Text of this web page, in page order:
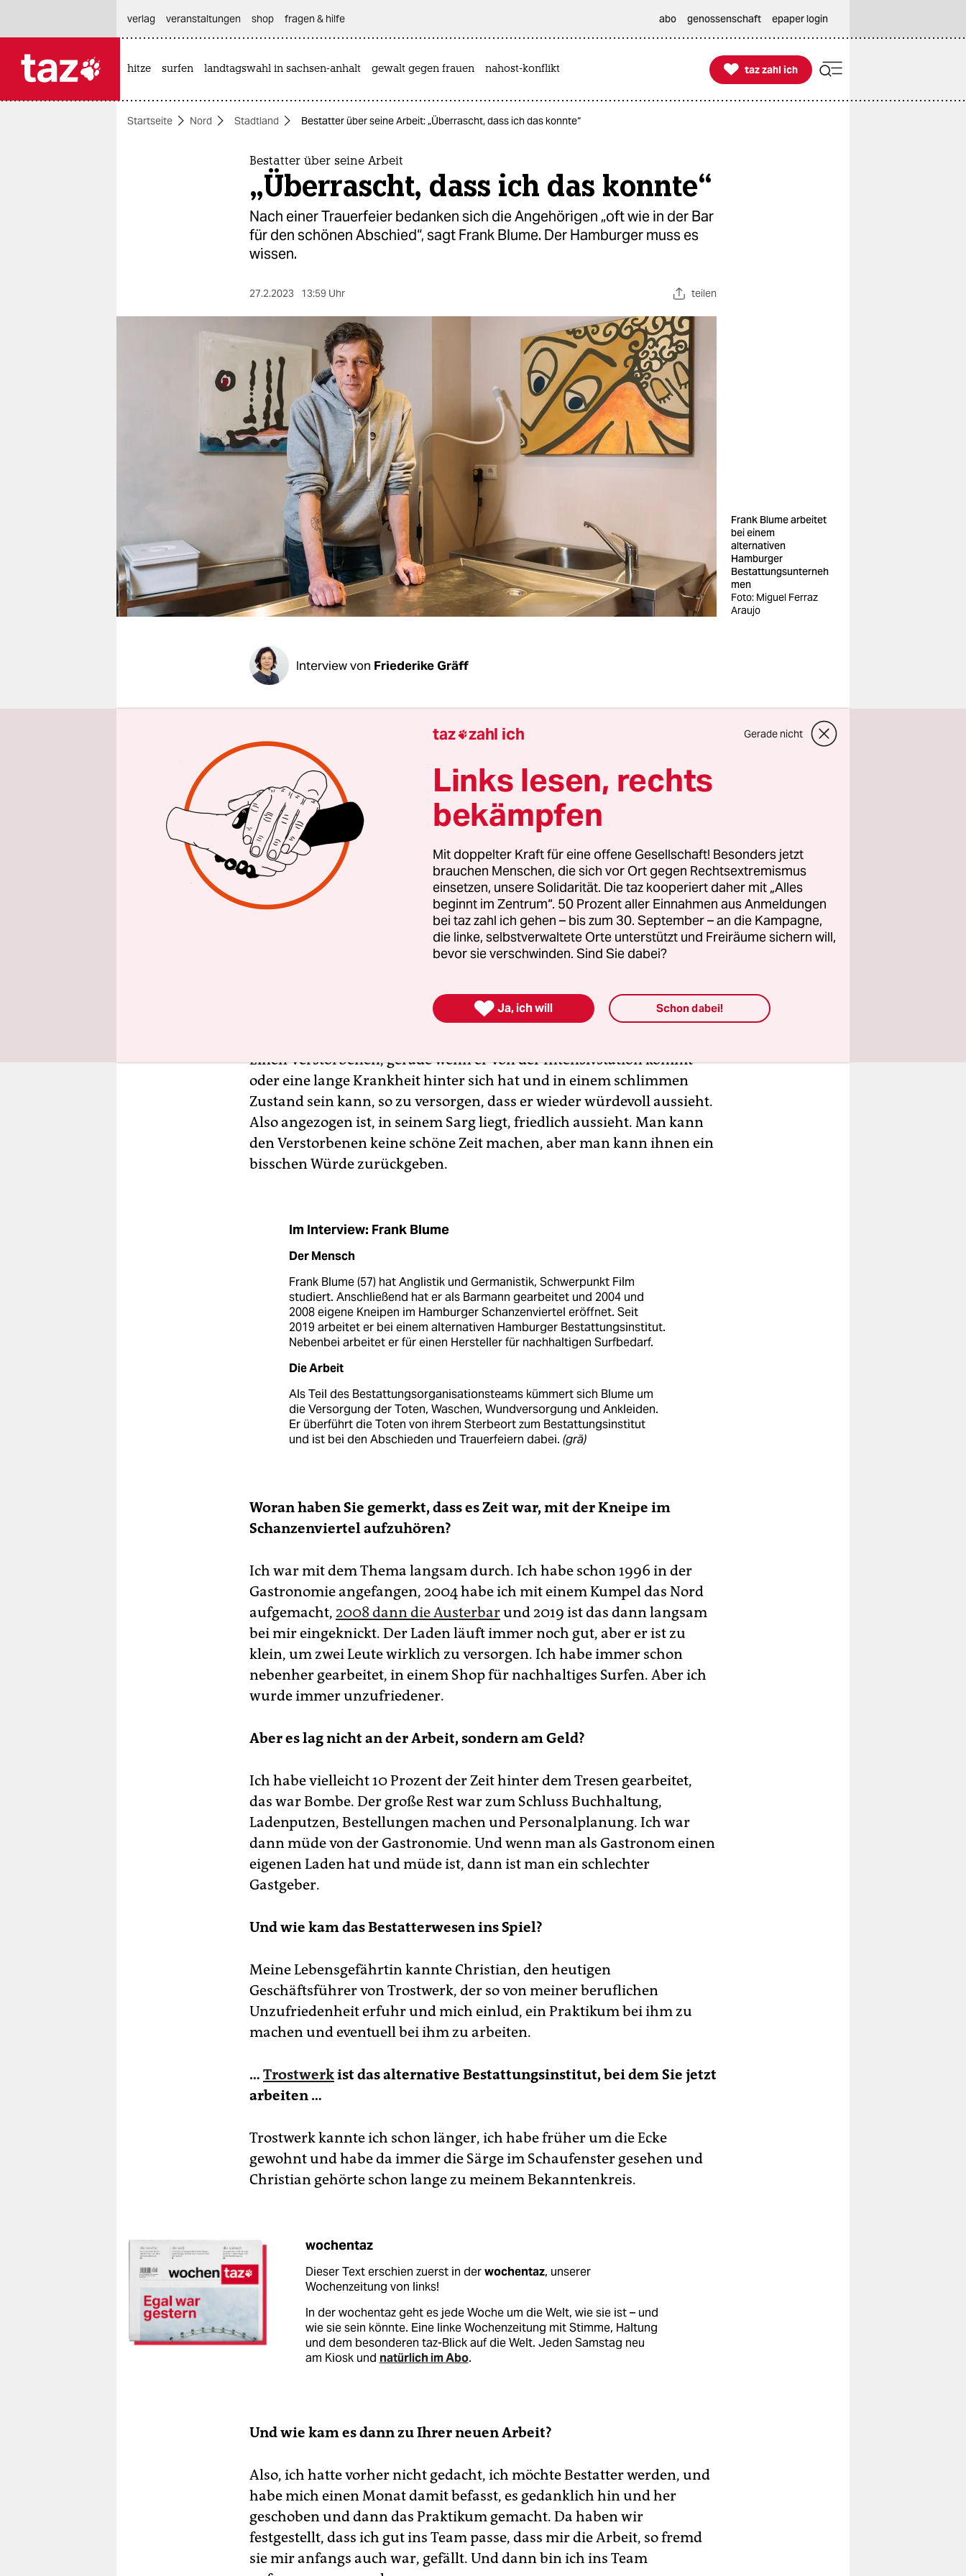
themen
fragen & hilfe
unterstützen
abo
genossenschaft
verlag
veranstaltungen shop fragen & hilfe abo genossenschaft epaper login
hitze surfen landtagswahl in sachsen-anhalt gewalt gegen frauen nahost-konflikt 
taz zahl ich
taz zahl ich
Startseite Nord Stadtland Bestatter über seine Arbeit: „Überrascht, dass ich das konnte“
Bestatter über seine Arbeit
„Überrascht, dass ich das konnte“
Nach einer Trauerfeier bedanken sich die Angehörigen „oft wie in der Bar
für den schönen Abschied“, sagt Frank Blume. Der Hamburger muss es
wissen.
27.2.2023 13:59 Uhr teilen
Frank Blume arbeitet
bei einem
alternativen
Hamburger
Bestattungsunterneh
men
Foto: Miguel Ferraz
Araujo
Interview von Friederike Gräff
wochentaz: Gibt es Parallelen in der Arbeit als Kneipenwirt und als
Bestatter, Herr Blume?
Frank Blume:Dass man mit Menschen zu tun hat. Als Kneipier
versuche ich, den Leuten einen schönen Abend zu machen und als
Bestatter versuche ich, den Verstorbenen noch ein bisschen Würde
zurückzugeben und vielleicht einen schönen Abschied, eine schöne
letzte Fahrt. Ich bin nicht unbedingt der geselligste Mensch, aber
hinterm Tresen war ich ganz gut, und ich habe mich immer gefreut,
wenn es so gegen elf Uhr voll war, die Getränke waren gut und wenn
die Leute nach Hause gingen, waren sie ein bisschen selig. Nach einer
Trauerfeier bedanken sich die Angehörigen oft wie in der Bar für den
Was macht einen guten Abschied für die Toten aus?
Einen Verstorbenen, gerade wenn er von der Intensivstation kommt
oder eine lange Krankheit hinter sich hat und in einem schlimmen
Zustand sein kann, so zu versorgen, dass er wieder würdevoll aussieht.
Also angezogen ist, in seinem Sarg liegt, friedlich aussieht. Man kann
den Verstorbenen keine schöne Zeit machen, aber man kann ihnen ein
bisschen Würde zurückgeben.
Im Interview: Frank Blume
Der Mensch
Frank Blume (57) hat Anglistik und Germanistik, Schwerpunkt Film
studiert. Anschließend hat er als Barmann gearbeitet und 2004 und
2008 eigene Kneipen im Hamburger Schanzenviertel eröffnet. Seit
2019 arbeitet er bei einem alternativen Hamburger Bestattungsinstitut.
Nebenbei arbeitet er für einen Hersteller für nachhaltigen Surf­bedarf.
Die Arbeit
Als Teil des Bestattungsorganisationsteams kümmert sich Blume um
die Versorgung der Toten, Waschen, Wundversorgung und Ankleiden.
Er überführt die Toten von ihrem Sterbeort zum Bestattungsinstitut
und ist bei den Abschieden und Trauerfeiern dabei. (grä)
Woran haben Sie gemerkt, dass es Zeit war, mit der Kneipe im
Schanzenviertel aufzuhören?
Ich war mit dem Thema langsam durch. Ich habe schon 1996 in der
Gastronomie angefangen, 2004 habe ich mit einem Kumpel das Nord
aufgemacht, 2008 dann die Austerbarund 2019 ist das dann langsam
bei mir eingeknickt. Der Laden läuft immer noch gut, aber er ist zu
klein, um zwei Leute wirklich zu versorgen. Ich habe immer schon
nebenher gearbeitet, in einem Shop für nachhaltiges Surfen. Aber ich
wurde immer unzufriedener.
Aber es lag nicht an der Arbeit, sondern am Geld?
Ich habe vielleicht 10 Prozent der Zeit hinter dem Tresen gearbeitet,
das war Bombe. Der große Rest war zum Schluss Buchhaltung,
Ladenputzen, Bestellungen machen und Personalplanung. Ich war
dann müde von der Gastronomie. Und wenn man als Gastronom einen
eigenen Laden hat und müde ist, dann ist man ein schlechter
Gastgeber.
Und wie kam das Bestatterwesen ins Spiel?
Meine Lebensgefährtin kannte Christian, den heutigen
Geschäftsführer von Trostwerk, der so von meiner beruflichen
Unzufriedenheit erfuhr und mich einlud, ein Praktikum bei ihm zu
machen und eventuell bei ihm zu arbeiten.
… Trostwerkist das alternative Bestattungsinstitut, bei dem Sie jetzt
arbeiten …
Trostwerk kannte ich schon länger, ich habe früher um die Ecke
gewohnt und habe da immer die Särge im Schaufenster gesehen und
Christian gehörte schon lange zu meinem Bekanntenkreis.
wochentaz
Dieser Text erschien zuerst in derwochentaz, unserer
Wochenzeitung von links!
In der wochentaz geht es jede Woche um die Welt, wie sie ist – und
wie sie sein könnte. Eine linke Wochenzeitung mit Stimme, Haltung
und dem besonderen taz-Blick auf die Welt. Jeden Samstag neu
am Kiosk und natürlich im Abo.
Und wie kam es dann zu Ihrer neuen Arbeit?
Also, ich hatte vorher nicht gedacht, ich möchte Bestatter werden, und
habe mich einen Monat damit befasst, es gedanklich hin und her
geschoben und dann das Praktikum gemacht. Da haben wir
festgestellt, dass ich gut ins Team passe, dass mir die Arbeit, so fremd
sie mir anfangs auch war, gefällt. Und dann bin ich ins Team
taz zahl ich Gerade nicht
Links lesen, rechts
bekämpfen
Mit doppelter Kraft für eine offene Gesellschaft! Besonders jetzt
brauchen Menschen, die sich vor Ort gegen Rechtsextremismus
einsetzen, unsere Solidarität. Die taz kooperiert daher mit „Alles
beginnt im Zentrum“. 50 Prozent aller Einnahmen aus Anmeldungen
bei taz zahl ich gehen – bis zum 30. September – an die Kampagne,
die linke, selbstverwaltete Orte unterstützt und Freiräume sichern will,
bevor sie verschwinden. Sind Sie dabei?
 Ja, ich will Schon dabei!